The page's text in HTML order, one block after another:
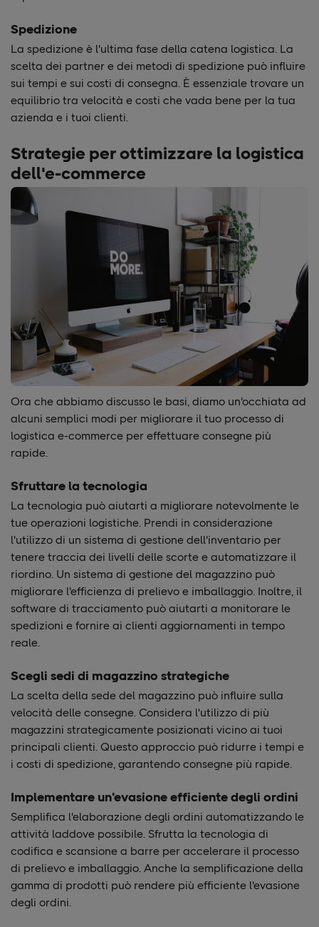
Spedizione
La spedizione è l'ultima fase della catena logistica. La
scelta dei partner e dei metodi di spedizione può influire
sui tempi e sui costi di consegna. È essenziale trovare un
equilibrio tra velocità e costi che vada bene per la tua
azienda e i tuoi clienti.
Strategie per ottimizzare la logistica
dell'e-commerce
Ora che abbiamo discusso le basi, diamo un'occhiata ad
alcuni semplici modi per migliorare il tuo processo di
logistica e-commerce per effettuare consegne più
rapide.
Sfruttare la tecnologia
La tecnologia può aiutarti a migliorare notevolmente le
tue operazioni logistiche. Prendi in considerazione
l'utilizzo di un sistema di gestione dell'inventario per
tenere traccia dei livelli delle scorte e automatizzare il
riordino. Un sistema di gestione del magazzino può
migliorare l'efficienza di prelievo e imballaggio. Inoltre, il
software di tracciamento può aiutarti a monitorare le
spedizioni e fornire ai clienti aggiornamenti in tempo
reale.
Scegli sedi di magazzino strategiche
La scelta della sede del magazzino può influire sulla
velocità delle consegne. Considera l'utilizzo di più
magazzini strategicamente posizionati vicino ai tuoi
principali clienti. Questo approccio può ridurre i tempi e
i costi di spedizione, garantendo consegne più rapide.
Implementare un'evasione efficiente degli ordini
Semplifica l'elaborazione degli ordini automatizzando le
attività laddove possibile. Sfrutta la tecnologia di
codifica e scansione a barre per accelerare il processo
di prelievo e imballaggio. Anche la semplificazione della
gamma di prodotti può rendere più efficiente l'evasione
degli ordini.